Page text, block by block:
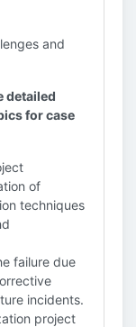
and
detailed
for case
of
techniques
failure due
incidents.
project